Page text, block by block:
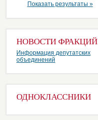
Показать результаты »
НОВОСТИ ФРАКЦИЙ
Информация депутатских
объединений
ОДНОКЛАССНИКИ